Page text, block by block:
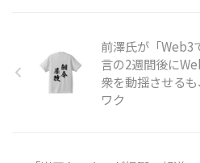
前澤氏が「Web3
言の2週間後に
衆を動揺させる
ワク